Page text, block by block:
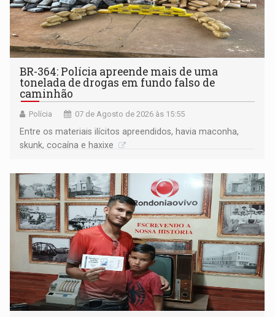
BR-364: Polícia apreende mais de uma
tonelada de drogas em fundo falso de
caminhão
Polícia 07 de Agosto de 2026 às 15:55
Entre os materiais ilícitos apreendidos, havia maconha,
skunk, cocaína e haxixe